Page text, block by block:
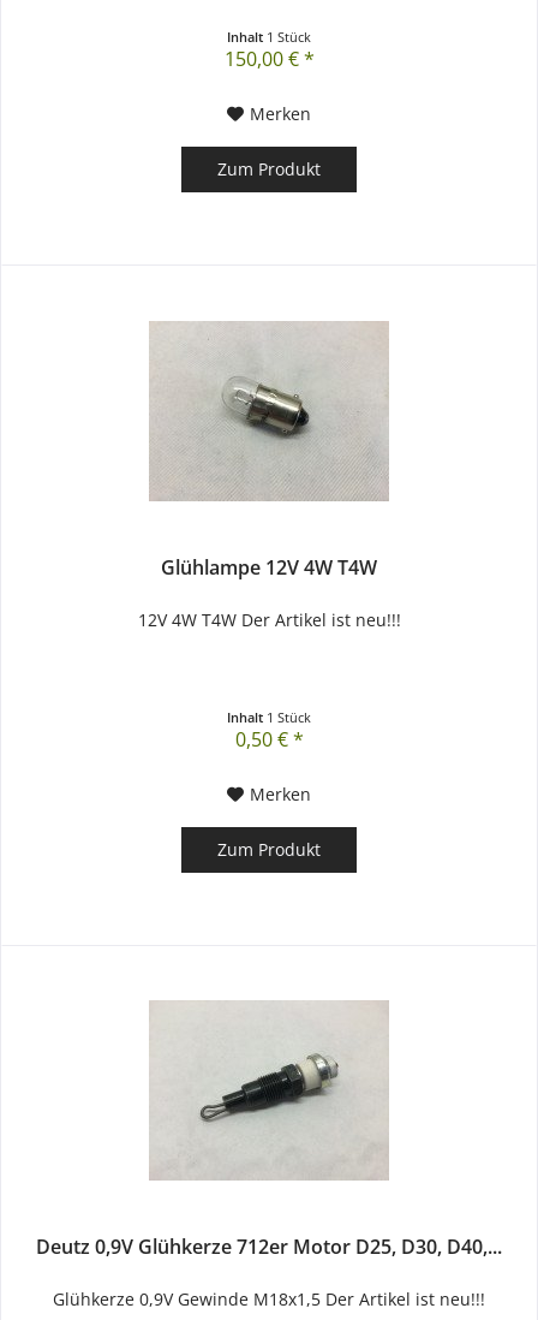
Inhalt 1 Stück
150,00 € *
Merken
Zum Produkt
Glühlampe 12V 4W T4W
12V 4W T4W Der Artikel ist neu!!!
Inhalt 1 Stück
0,50 € *
Merken
Zum Produkt
Deutz 0,9V Glühkerze 712er Motor D25, D30, D40,...
Glühkerze 0,9V Gewinde M18x1,5 Der Artikel ist neu!!!